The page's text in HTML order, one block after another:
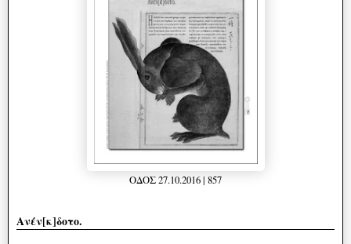
ΟΔΟΣ 27.10.2016 | 857
Ανέν[κ]δοτο.